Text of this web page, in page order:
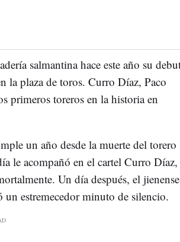
salmantina hace este año su
la plaza de toros. Curro Díaz, Paco
primeros toreros en la historia en
un año desde la muerte del torero
le acompañó en el cartel Curro Díaz,
Un día después, el jienense
estremecedor minuto de silencio.